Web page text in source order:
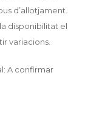
d’allotjament.
disponibilitat el
variacions.
A confirmar